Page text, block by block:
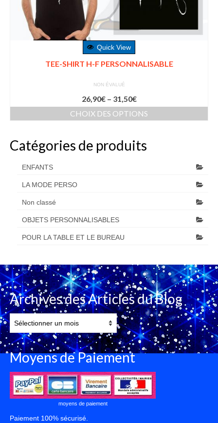
Quick View
TEE-SHIRT H-F PERSONNALISABLE
NON ÉVALUÉ
26,90€– 31,50€
CHOIX DES OPTIONS
Catégories de produits
ENFANTS
LA MODE PERSO
Non classé
OBJETS PERSONNALISABLES
POUR LA TABLE ET LE BUREAU
Archives des Articles du Blog
des
Articles
du
Blog
Moyens de Paiement
moyens de paiement
Paiement 100% sécurisé.